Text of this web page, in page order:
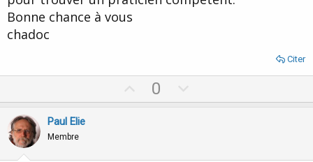
Bonne chance à vous
chadoc
Citer
p
t
0
o
v
Paul Elie
Membre